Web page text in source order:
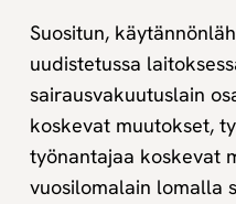
Suositun,
uudistetussa
sairausvakuutuslain
koskevat muutokset,
työnantajaa koskevat
vuosilomalain lomalla